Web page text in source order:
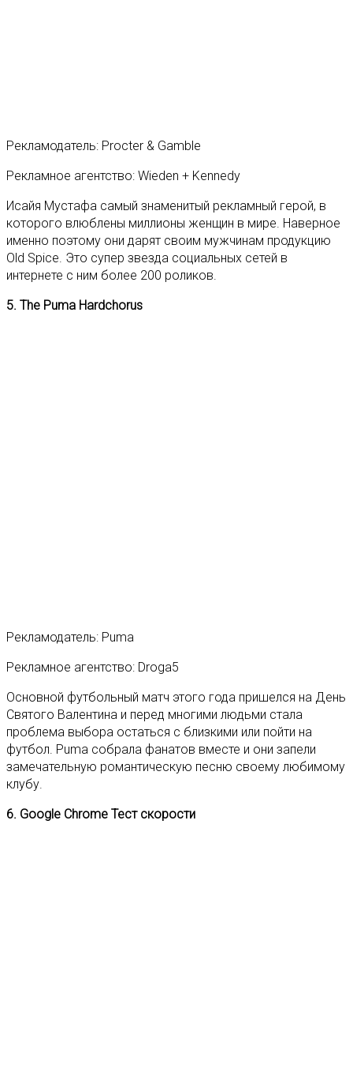
Рекламодатель: Procter & Gamble
Рекламное агентство: Wieden + Kennedy
Исайя Мустафа самый знаменитый рекламный герой, в
которого влюблены миллионы женщин в мире. Наверное
именно поэтому они дарят своим мужчинам продукцию
Old Spice. Это супер звезда социальных сетей в
интернете с ним более 200 роликов.
5. The Puma Hardchorus
Рекламодатель: Puma
Рекламное агентство: Droga5
Основной футбольный матч этого года пришелся на День
Святого Валентина и перед многими людьми стала
проблема выбора остаться с близкими или пойти на
футбол. Puma собрала фанатов вместе и они запели
замечательную романтическую песню своему любимому
клубу.
6. Google Chrome Тест скорости